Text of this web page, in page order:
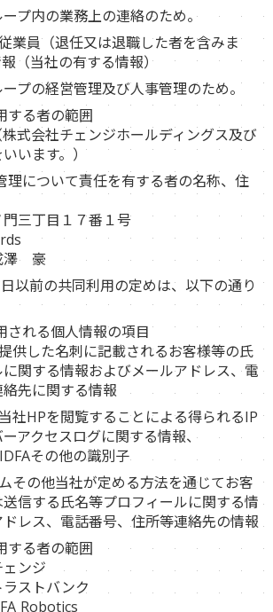
内の業務上の連絡のため。
員（退任又は退職した者を含みま
（当社の有する情報）
の経営管理及び人事管理のため。
る者の範囲
株式会社チェンジホールディングス及び
います。）
について責任を有する者の名称、住
三丁目１７番１号
澤 豪
以前の共同利用の定めは、以下の通り
れる個人情報の項目
供した名刺に記載されるお客様等の氏
関する情報およびメールアドレス、電
先に関する情報
社HPを閲覧することによる得られるIP
アクセスログに関する情報、
その他の識別子
その他当社が定める方法を通じてお客
信する氏名等プロフィールに関する情
レス、電話番号、住所等連絡先の情報
る者の範囲
ンジ
ストバンク
Robotics